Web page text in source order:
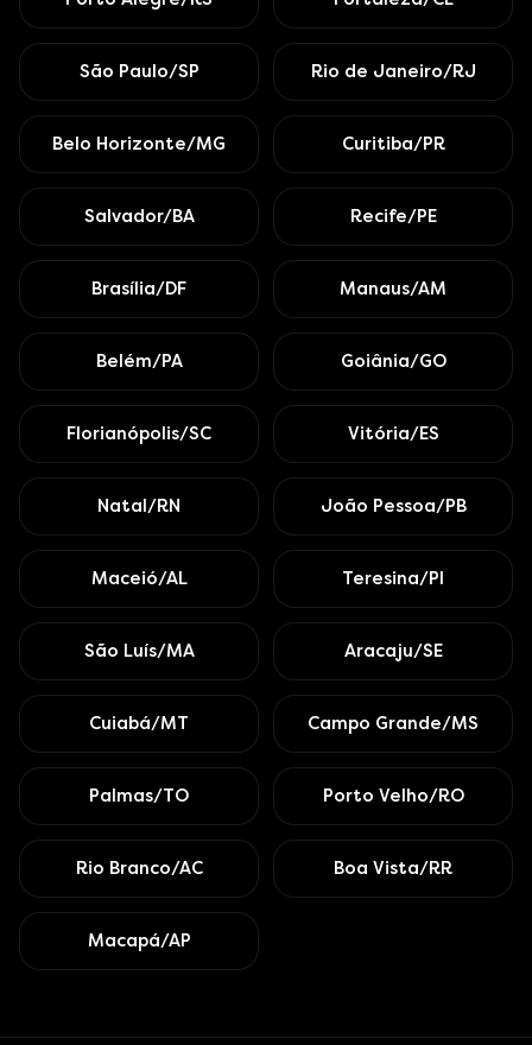
São Paulo/SP Rio de Janeiro/RJ
Belo Horizonte/MG Curitiba/PR
Salvador/BA Recife/PE
Brasília/DF Manaus/AM
Belém/PA Goiânia/GO
Florianópolis/SC Vitória/ES
Natal/RN João Pessoa/PB
Maceió/AL Teresina/PI
São Luís/MA Aracaju/SE
Cuiabá/MT Campo Grande/MS
Palmas/TO Porto Velho/RO
Rio Branco/AC Boa Vista/RR
Macapá/AP